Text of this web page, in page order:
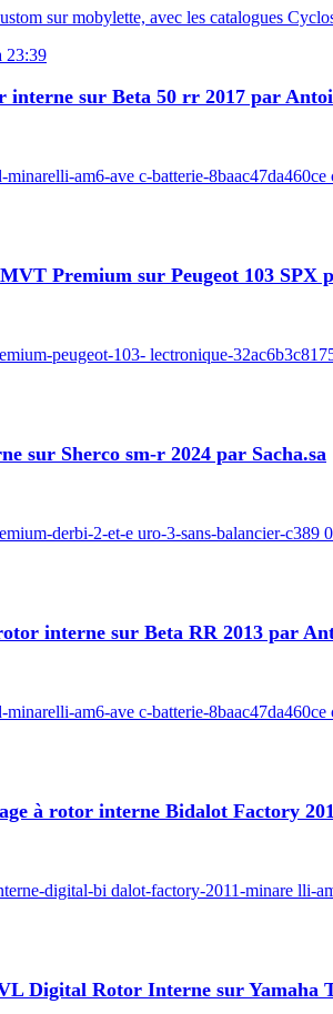
sur mobylette, avec les catalogues
23:39
interne sur Beta 50 rr 2017 par
am6-ave c-batterie-
Premium sur Peugeot 103 SPX
peugeot-103- lectronique-
sur Sherco sm-r 2024 par Sacha.sa
derbi-2-et-e uro-3-sans-balancier-
interne sur Beta RR 2013 par
am6-ave c-batterie-
à rotor interne Bidalot Factory
digital-bi dalot-factory-2011-minare lli-
Digital Rotor Interne sur Yamaha